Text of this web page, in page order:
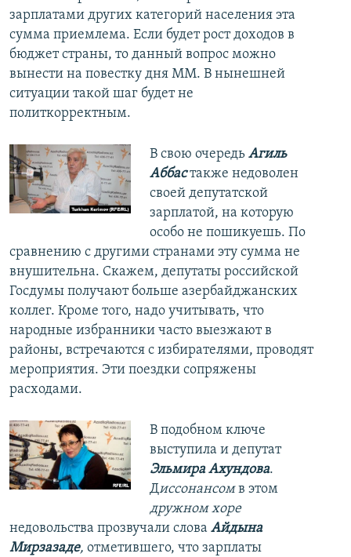
зарплатами других категорий населения эта
сумма приемлема. Если будет рост доходов в
бюджет страны, то данный вопрос можно
вынести на повестку дня ММ. В нынешней
ситуации такой шаг будет не
политкорректным.
В свою очередьАгиль
Аббастакже недоволен
своей депутатской
зарплатой, на которую
особо не пошикуешь. По
сравнению с другими странами эту сумма не
внушительна. Скажем, депутаты российской
Госдумы получают больше азербайджанских
коллег. Кроме того, надо учитывать, что
народные избранники часто выезжают в
районы, встречаются с избирателями, проводят
мероприятия. Эти поездки сопряжены
расходами.
В подобном ключе
выступила и депутат
Эльмира Ахундова.
Диссонансомв этом
дружном хоре
недовольства прозвучали слова Айдына
Мирзазаде, отметившего, что зарплаты